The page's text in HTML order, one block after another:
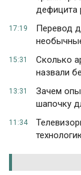
дефицита
17:19
Перевод
15:31
Сколько
назвали
13:31
Зачем
шапочку
11:34